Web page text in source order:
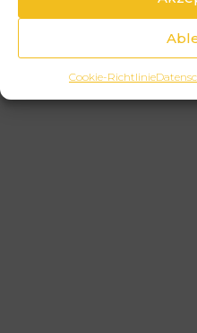
Cookie-Richtlinie